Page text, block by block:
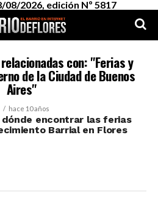
08/2026, edición Nº 5817
con: "Ferias y
de la Ciudad de Buenos
Aires"
hace 10 años
dónde encontrar las ferias
Barrial en Flores